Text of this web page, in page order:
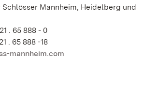
Mannheim, Heidelberg und
. 65 888 - 0
. 65 888 -18
mannheim.com